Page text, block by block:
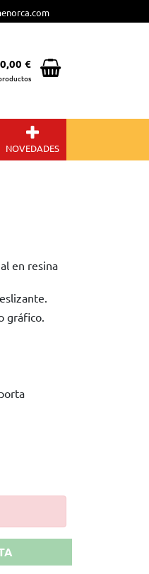
0,00 €
NOVEDADES
en resina
gráfico.